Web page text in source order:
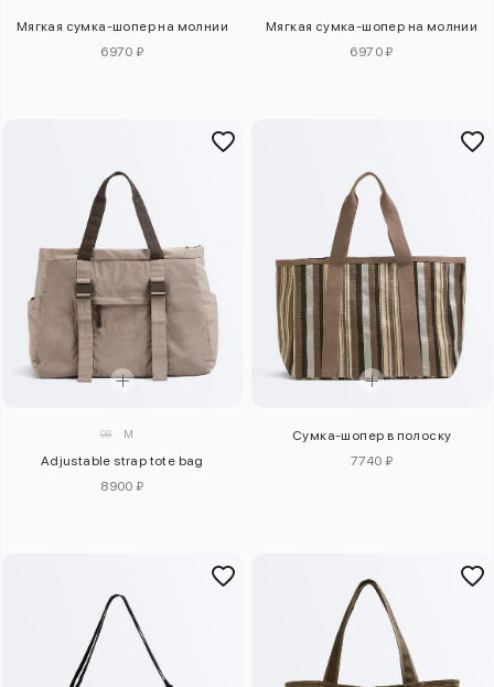
Мягкая сумка-шопер на молнии
6970 ₽
Мягкая сумка-шопер на молнии
6970 ₽
98 M
Adjustable strap tote bag
8900 ₽
Сумка-шопер в полоску
7740 ₽